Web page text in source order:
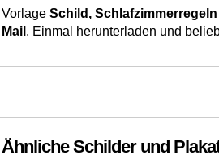
Vorlage Schild, Schlafzimmerregeln
Mail . Einmal herunterladen und
Ähnliche Schilder und